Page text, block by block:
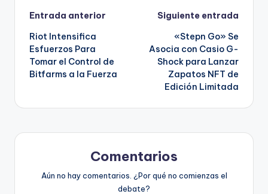
Navegación
de
entradas
Entrada anterior
Riot Intensifica
Esfuerzos Para
Tomar el Control de
Bitfarms a la Fuerza
Siguiente entrada
«Stepn Go» Se
Asocia con Casio G-
Shock para Lanzar
Zapatos NFT de
Edición Limitada
Comentarios
Aún no hay comentarios. ¿Por qué no comienzas el
debate?